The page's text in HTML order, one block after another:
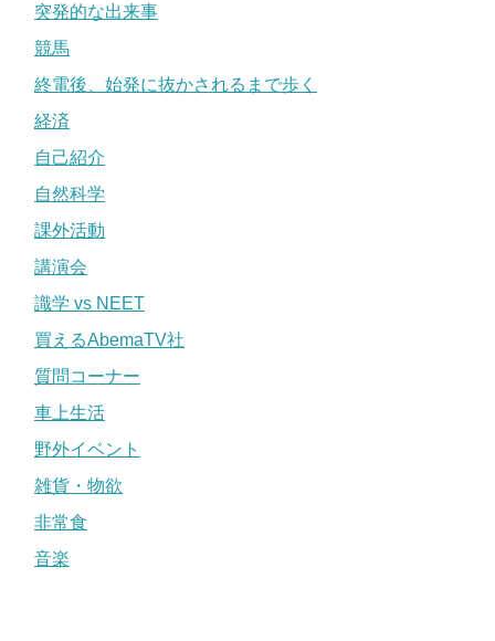
突発的な出来事
競馬
終電後、始発に抜かされるまで歩く
経済
自己紹介
自然科学
課外活動
講演会
識学 vs NEET
買えるAbemaTV社
質問コーナー
車上生活
野外イベント
雑貨・物欲
非常食
音楽